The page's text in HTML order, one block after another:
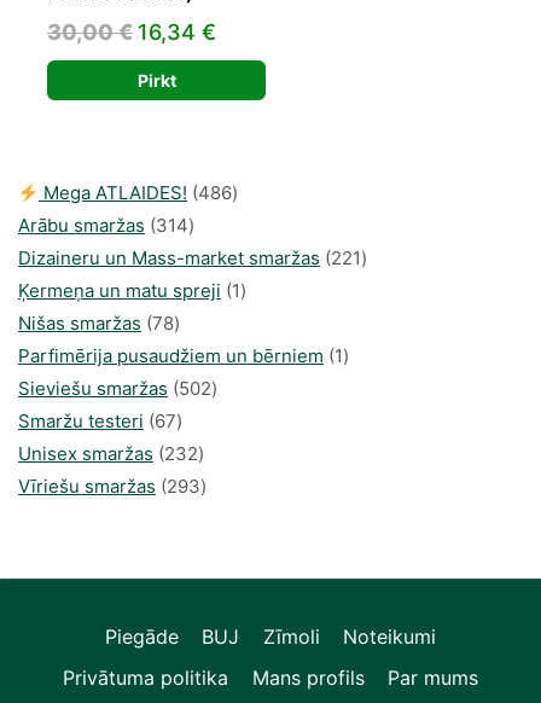
30,00€ Original
price
was:
16,34 €
price
is:
Pirkt
Mega ATLAIDES! 486486
Arābu smaržas 314314
produkti
Dizaineru un Mass-market smaržas 221221
Ķermeņa un matu spreji 11
Nišas smaržas 7878
produkts
Parfimērija pusaudžiem un bērniem 11
Sieviešu smaržas 502502
Smaržu testeri 6767
produkts
Unisex smaržas 232232
produkts
Vīriešu smaržas 293293
Piegāde BUJ Zīmoli
Noteikumi
Privātuma politika
Mans profils Par mums